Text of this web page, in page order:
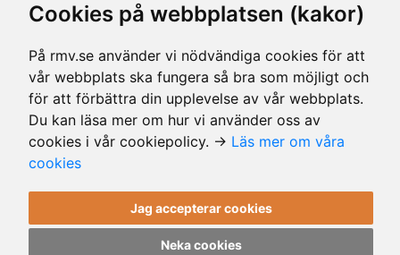
Cookies på webbplatsen (kakor)
På rmv.se använder vi nödvändiga cookies för att
vår webbplats ska fungera så bra som möjligt och
för att förbättra din upplevelse av vår webbplats.
Du kan läsa mer om hur vi använder oss av
cookies i vår cookiepolicy. → Läs mer om våra
cookies
Jag accepterar cookies
Neka cookies
Analyslista
Hantering av personuppgifter
Tillgänglighet på rmv.se
Kontaktuppgifter
Telefon: 010-483 41 00